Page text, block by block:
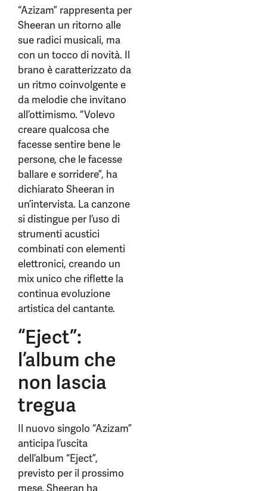
“Azizam” rappresenta per
Sheeran un ritorno alle
sue radici musicali, ma
con un tocco di novità. Il
brano è caratterizzato da
un ritmo coinvolgente e
da melodie che invitano
all’ottimismo. “Volevo
creare qualcosa che
facesse sentire bene le
persone, che le facesse
ballare e sorridere”, ha
dichiarato Sheeran in
un’intervista. La canzone
si distingue per l’uso di
strumenti acustici
combinati con elementi
elettronici, creando un
mix unico che riflette la
continua evoluzione
artistica del cantante.
“Eject”:
l’album che
non lascia
tregua
Il nuovo singolo “Azizam”
anticipa l’uscita
dell’album “Eject”,
previsto per il prossimo
mese. Sheeran ha